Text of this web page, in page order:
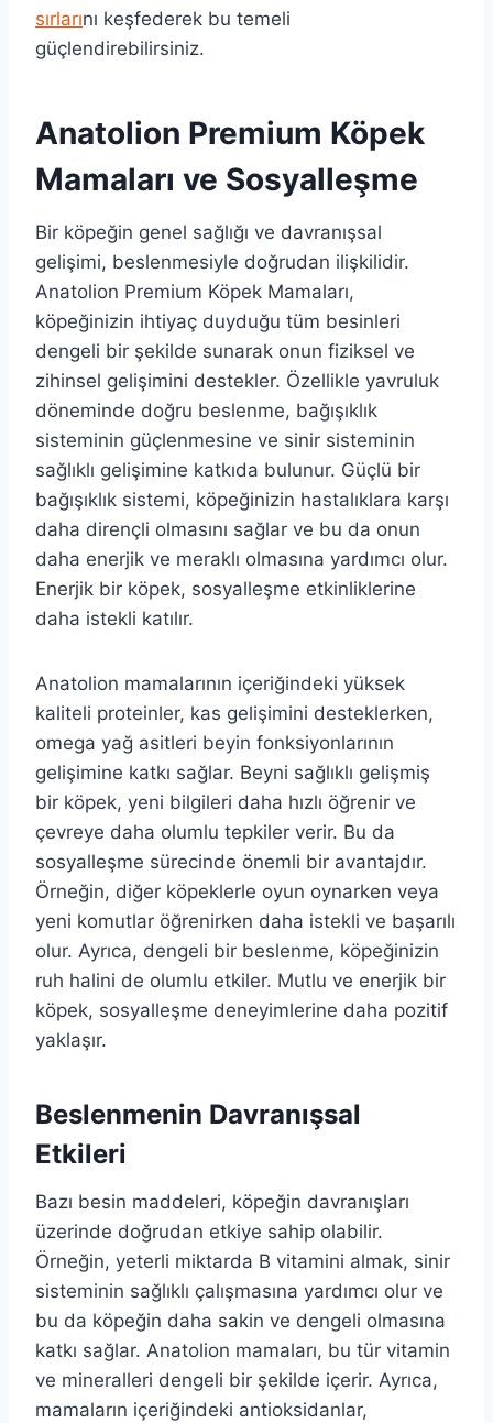
sırlarını keşfederek bu temeli
güçlendirebilirsiniz.
Anatolion Premium Köpek
Mamaları ve Sosyalleşme
Bir köpeğin genel sağlığı ve davranışsal
gelişimi, beslenmesiyle doğrudan ilişkilidir.
Anatolion Premium Köpek Mamaları,
köpeğinizin ihtiyaç duyduğu tüm besinleri
dengeli bir şekilde sunarak onun fiziksel ve
zihinsel gelişimini destekler. Özellikle yavruluk
döneminde doğru beslenme, bağışıklık
sisteminin güçlenmesine ve sinir sisteminin
sağlıklı gelişimine katkıda bulunur. Güçlü bir
bağışıklık sistemi, köpeğinizin hastalıklara karşı
daha dirençli olmasını sağlar ve bu da onun
daha enerjik ve meraklı olmasına yardımcı olur.
Enerjik bir köpek, sosyalleşme etkinliklerine
daha istekli katılır.
Anatolion mamalarının içeriğindeki yüksek
kaliteli proteinler, kas gelişimini desteklerken,
omega yağ asitleri beyin fonksiyonlarının
gelişimine katkı sağlar. Beyni sağlıklı gelişmiş
bir köpek, yeni bilgileri daha hızlı öğrenir ve
çevreye daha olumlu tepkiler verir. Bu da
sosyalleşme sürecinde önemli bir avantajdır.
Örneğin, diğer köpeklerle oyun oynarken veya
yeni komutlar öğrenirken daha istekli ve başarılı
olur. Ayrıca, dengeli bir beslenme, köpeğinizin
ruh halini de olumlu etkiler. Mutlu ve enerjik bir
köpek, sosyalleşme deneyimlerine daha pozitif
yaklaşır.
Beslenmenin Davranışsal
Etkileri
Bazı besin maddeleri, köpeğin davranışları
üzerinde doğrudan etkiye sahip olabilir.
Örneğin, yeterli miktarda B vitamini almak, sinir
sisteminin sağlıklı çalışmasına yardımcı olur ve
bu da köpeğin daha sakin ve dengeli olmasına
katkı sağlar. Anatolion mamaları, bu tür vitamin
ve mineralleri dengeli bir şekilde içerir. Ayrıca,
mamaların içeriğindeki antioksidanlar,